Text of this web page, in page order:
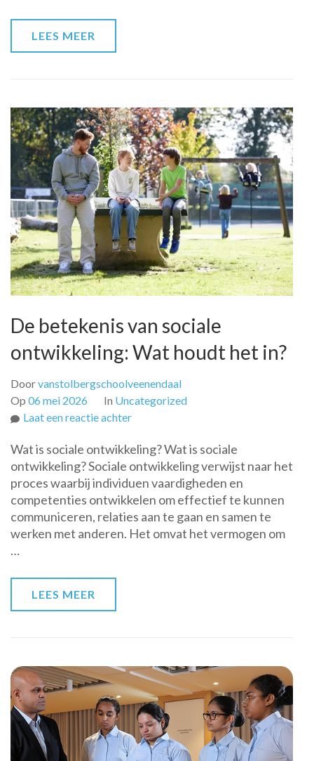
LEES MEER
De betekenis van sociale
ontwikkeling: Wat houdt het in?
Doorvanstolbergschoolveenendaal
Op 06 mei 2026 In Uncategorized
Laat een reactie achterop
betekenis
van
sociale
ontwikkeling:
Wat
houdt
Wat is sociale ontwikkeling? Wat is sociale
ontwikkeling? Sociale ontwikkeling verwijst naar het
proces waarbij individuen vaardigheden en
competenties ontwikkelen om effectief te kunnen
communiceren, relaties aan te gaan en samen te
werken met anderen. Het omvat het vermogen om
…
LEES MEER